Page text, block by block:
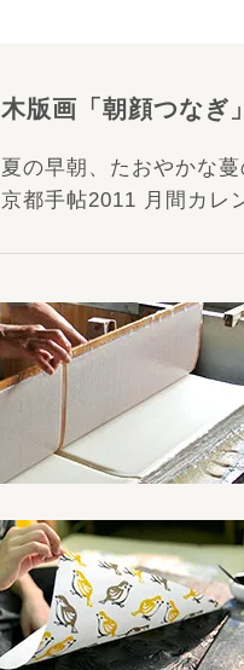
木版画「朝顔つなぎ
夏の早朝、たおやかな
京都手帖2011 月間カレ